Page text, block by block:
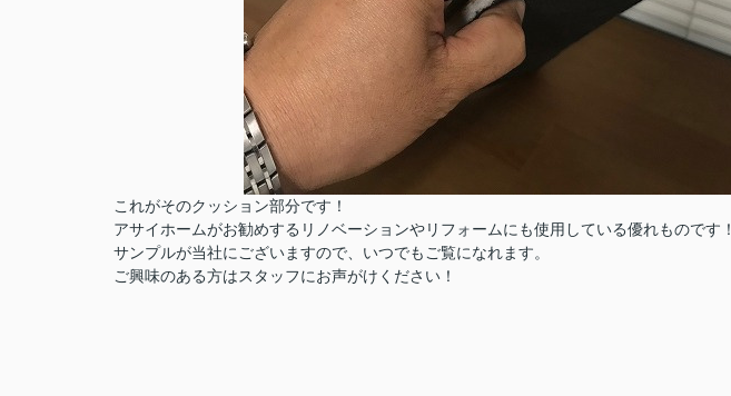
これがそのクッション部分です！
アサイホームがお勧めするリノベーションやリフォームにも使用している優れものです！
サンプルが当社にございますので、いつでもご覧になれます。
ご興味のある方はスタッフにお声がけください！